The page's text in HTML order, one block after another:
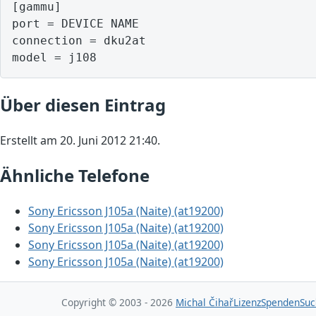
[gammu]
port = DEVICE NAME
connection = dku2at
model = j108
Über diesen Eintrag
Erstellt am 20. Juni 2012 21:40.
Ähnliche Telefone
Sony Ericsson J105a (Naite) (at19200)
Sony Ericsson J105a (Naite) (at19200)
Sony Ericsson J105a (Naite) (at19200)
Sony Ericsson J105a (Naite) (at19200)
Copyright © 2003 - 2026 Michal ČihařLizenzSpenden